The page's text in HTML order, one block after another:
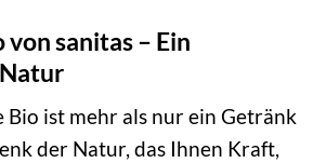
von sanitas – Ein
Bio ist mehr als nur ein Getränk
der Natur, das Ihnen Kraft,